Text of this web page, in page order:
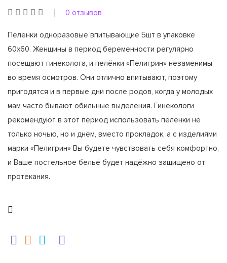
0 отзывов
Пеленки одноразовые впитывающие 5шт в упаковке
60х60. Женщины в период беременности регулярно
посещают гинеколога, и пелёнки «Пелигрин» незаменимы
во время осмотров. Они отлично впитывают, поэтому
пригодятся и в первые дни после родов, когда у молодых
мам часто бывают обильные выделения. Гинекологи
рекомендуют в этот период использовать пелёнки не
только ночью, но и днём, вместо прокладок, а с изделиями
марки «Пелигрин» Вы будете чувствовать себя комфортно,
и Ваше постельное бельё будет надёжно защищено от
протекания.